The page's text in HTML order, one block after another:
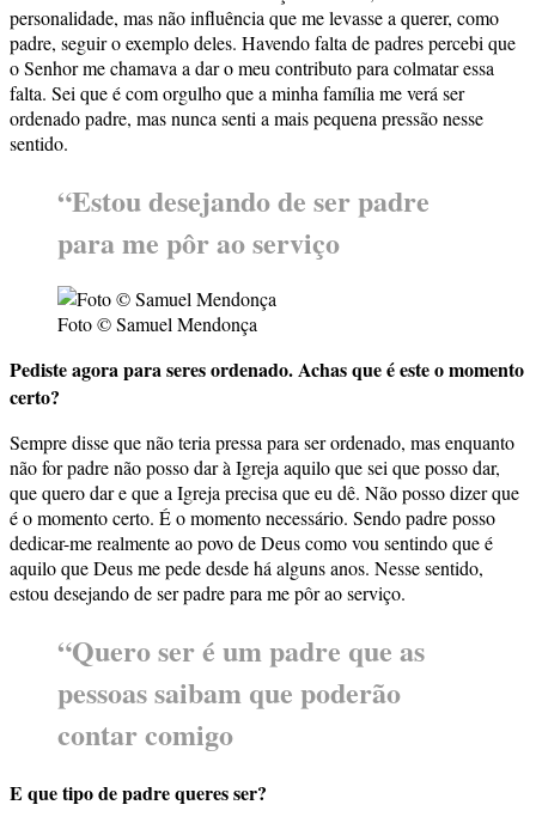
personalidade, mas não influência que me levasse a querer, como
padre, seguir o exemplo deles. Havendo falta de padres percebi que
o Senhor me chamava a dar o meu contributo para colmatar essa
falta. Sei que é com orgulho que a minha família me verá ser
ordenado padre, mas nunca senti a mais pequena pressão nesse
sentido.
“Estou desejando de ser padre
para me pôr ao serviço
Foto © Samuel Mendonça
Pediste agora para seres ordenado. Achas que é este o momento
certo?
Sempre disse que não teria pressa para ser ordenado, mas enquanto
não for padre não posso dar à Igreja aquilo que sei que posso dar,
que quero dar e que a Igreja precisa que eu dê. Não posso dizer que
é o momento certo. É o momento necessário. Sendo padre posso
dedicar-me realmente ao povo de Deus como vou sentindo que é
aquilo que Deus me pede desde há alguns anos. Nesse sentido,
estou desejando de ser padre para me pôr ao serviço.
“Quero ser é um padre que as
pessoas saibam que poderão
contar comigo
E que tipo de padre queres ser?